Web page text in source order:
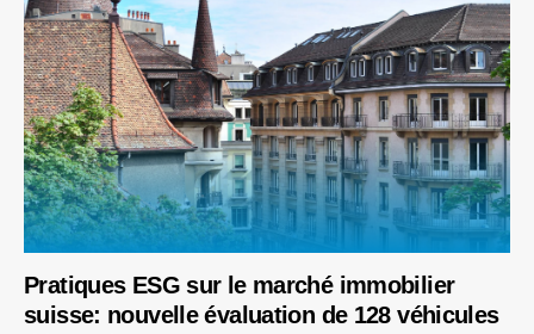
Pratiques ESG sur le marché immobilier
suisse: nouvelle évaluation de 128 véhicules